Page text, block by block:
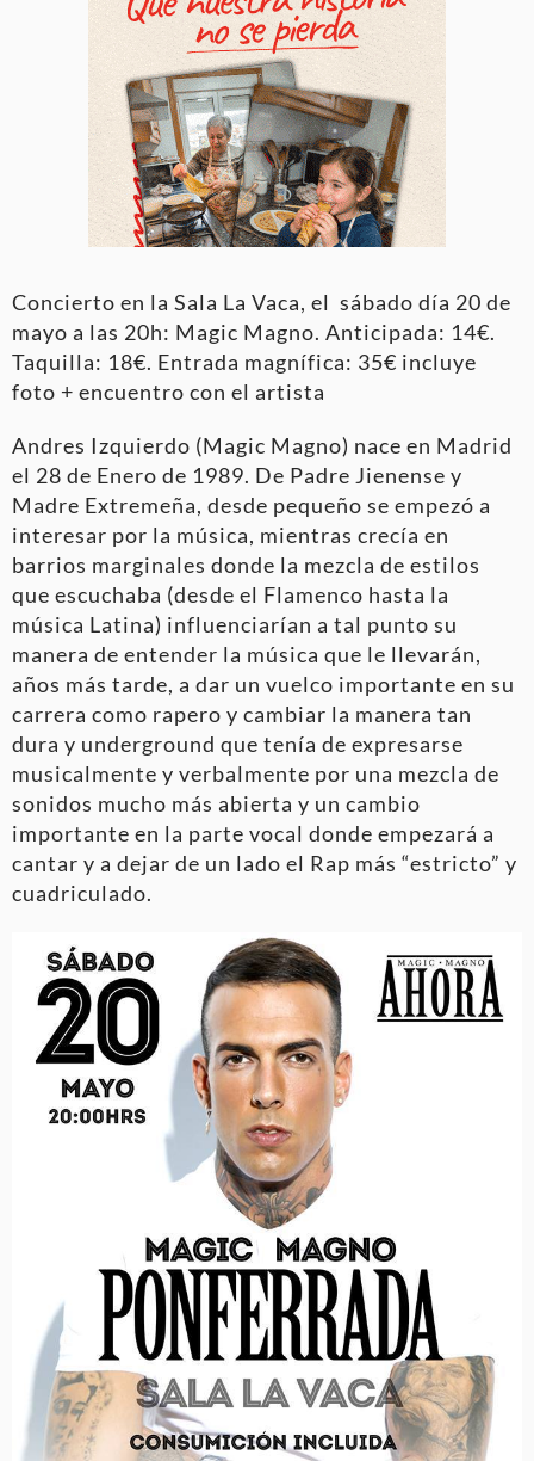
Concierto en la Sala La Vaca, el sábado día 20 de
mayo a las 20h: Magic Magno. Anticipada: 14€.
Taquilla: 18€. Entrada magnífica: 35€ incluye
foto + encuentro con el artista
Andres Izquierdo (Magic Magno) nace en Madrid
el 28 de Enero de 1989. De Padre Jienense y
Madre Extremeña, desde pequeño se empezó a
interesar por la música, mientras crecía en
barrios marginales donde la mezcla de estilos
que escuchaba (desde el Flamenco hasta la
música Latina) influenciarían a tal punto su
manera de entender la música que le llevarán,
años más tarde, a dar un vuelco importante en su
carrera como rapero y cambiar la manera tan
dura y underground que tenía de expresarse
musicalmente y verbalmente por una mezcla de
sonidos mucho más abierta y un cambio
importante en la parte vocal donde empezará a
cantar y a dejar de un lado el Rap más “estricto” y
cuadriculado.